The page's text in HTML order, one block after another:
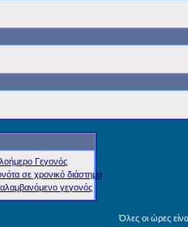
Γεγονός
σε χρονικό διάστημα
γεγονός
Όλες οι ώρες